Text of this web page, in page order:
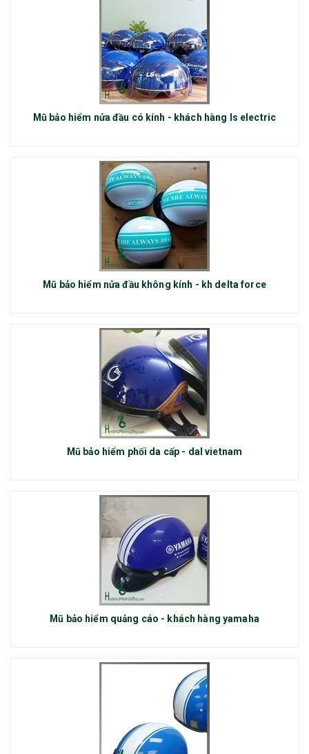
Mũ bảo hiểm nửa đầu có kính - khách hàng ls electric
Mũ bảo hiểm nửa đầu không kính - kh delta force
Mũ bảo hiểm phối da cấp - dal vietnam
Mũ bảo hiểm quảng cáo - khách hàng yamaha